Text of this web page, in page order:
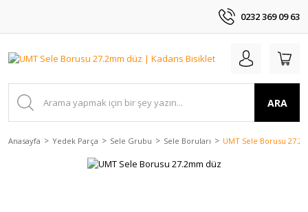
0232 369 09 63
ARA
Anasayfa Yedek Parça Sele Grubu Sele Boruları UMT Sele Borusu